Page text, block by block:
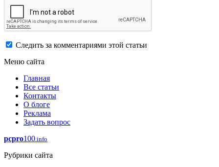
Следить за комментариями этой статьи
Меню сайта
Главная
Все статьи
Контакты
О блоге
Реклама
Задать вопрос
pcpro100.info
Рубрики сайта